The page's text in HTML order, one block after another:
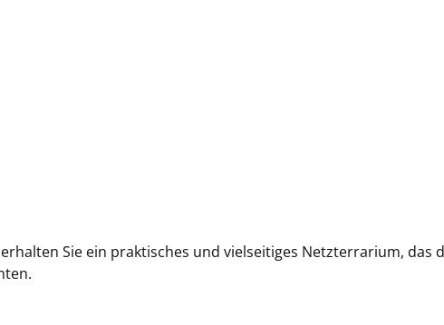
Sie ein praktisches und vielseitiges Netzterrarium,